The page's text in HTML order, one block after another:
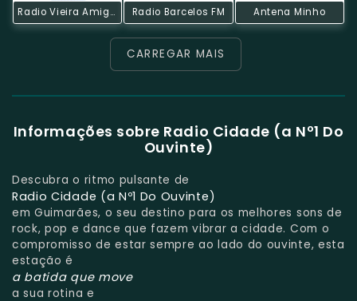
Radio Vieira Amigos Unidos Radio Barcelos FM Antena Minho
CARREGAR MAIS
Informações sobre Radio Cidade (a Nº1 Do
Ouvinte)
Descubra o ritmo pulsante de
Radio Cidade (a Nº1 Do Ouvinte)
em Guimarães, o seu destino para os melhores sons de
rock, pop e dance que fazem vibrar a cidade. Com o
compromisso de estar sempre ao lado do ouvinte, esta
estação é
a batida que move
a sua rotina e